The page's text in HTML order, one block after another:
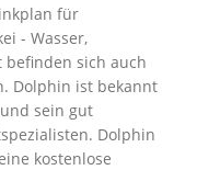
für
- Wasser,
befinden sich auch
Dolphin ist bekannt
sein gut
Dolphin
kostenlose